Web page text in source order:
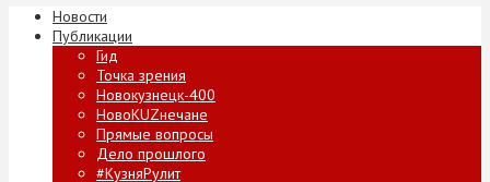
Новости
Публикации
Гид
Точка зрения
Новокузнецк-400
НовоKUZнечане
Прямые вопросы
Дело прошлого
#КузняРулит